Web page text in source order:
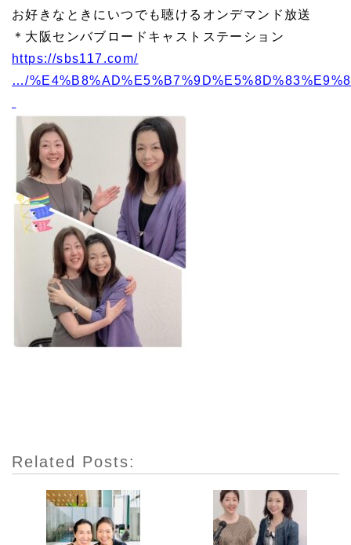
お好きなときにいつでも聴けるオンデマンド放送
＊大阪センバブロードキャストステーション
https://sbs117.com/
…/
Related Posts: